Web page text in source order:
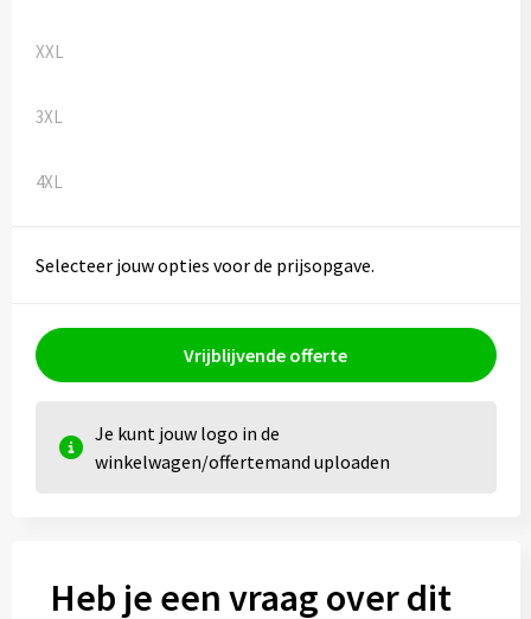
Ondergoed, Sokken en Nachtkleding
Vesten
Bivakmuts test
XXL
3XL
4XL
Selecteer jouw opties voor de prijsopgave.
Vrijblijvende offerte
Je kunt jouw logo in de
winkelwagen/offertemand uploaden
Heb je een vraag over dit